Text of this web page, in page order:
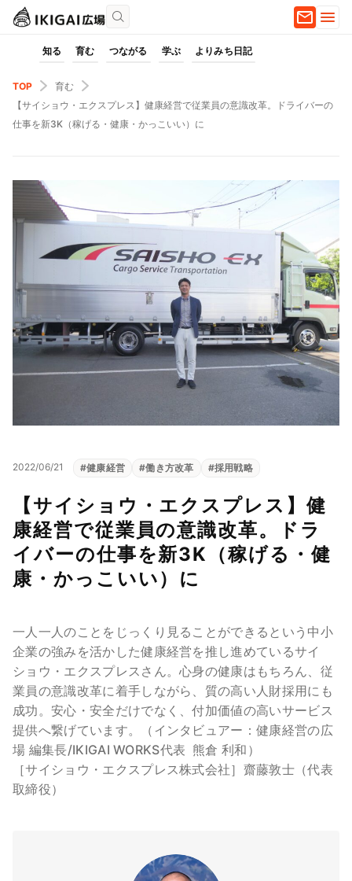
知る 育む つながる 学ぶ よりみち日記
TOP
育む
【サイショウ・エクスプレス】健康経営で従業員の意識改革。ドライバーの
仕事を新3K（稼げる・健康・かっこいい）に
2022/06/21 #健康経営 #働き方改革 #採用戦略
【サイショウ・エクスプレス】健
康経営で従業員の意識改革。ドラ
イバーの仕事を新3K（稼げる・健
康・かっこいい）に
一人一人のことをじっくり見ることができるという中小
企業の強みを活かした健康経営を推し進めているサイ
ショウ・エクスプレスさん。心身の健康はもちろん、従
業員の意識改革に着手しながら、質の高い人財採用にも
成功。安心・安全だけでなく、付加価値の高いサービス
提供へ繋げています。（インタビュアー：健康経営の広
場 編集長/IKIGAI WORKS代表 熊倉 利和）
［サイショウ・エクスプレス株式会社］齋藤敦士（代表
取締役）